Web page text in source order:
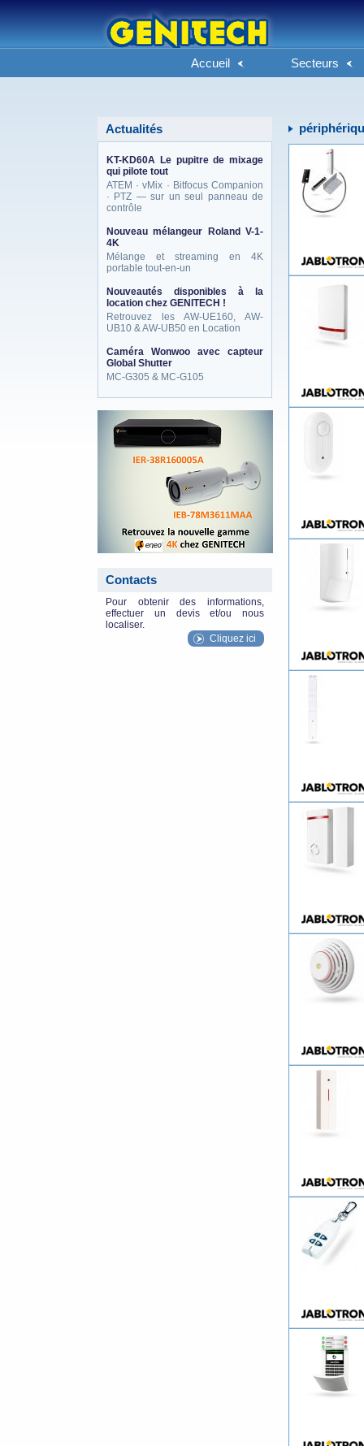
Accueil Secteurs
Actualités
KT-KD60A Le pupitre de mixage
qui pilote tout
ATEM · vMix · Bitfocus Companion
· PTZ — sur un seul panneau de
contrôle
Nouveau mélangeur Roland V-1-
4K
Mélange et streaming en 4K
portable tout-en-un
Nouveautés disponibles à la
location chez GENITECH !
Retrouvez les AW-UE160, AW-
UB10 & AW-UB50 en Location
Caméra Wonwoo avec capteur
Global Shutter
MC-G305 & MC-G105
Contacts
Pour obtenir des informations,
effectuer un devis et/ou nous
localiser.
Cliquez ici